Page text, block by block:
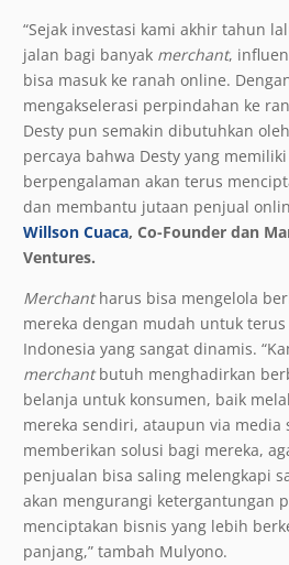
“Sejak investasi kami akhir tahun
jalan bagi banyak merchant,
bisa masuk ke ranah online.
mengakselerasi perpindahan ke
Desty pun semakin dibutuhkan
percaya bahwa Desty yang
berpengalaman akan terus
dan membantu jutaan penjual
Willson Cuaca, Co-Founder dan
Ventures.
Merchantharus bisa mengelola
mereka dengan mudah untuk
Indonesia yang sangat dinamis.
merchantbutuh menghadirkan
belanja untuk konsumen, baik
mereka sendiri, ataupun via
memberikan solusi bagi mereka,
penjualan bisa saling melengkapi
akan mengurangi ketergantungan
menciptakan bisnis yang lebih
panjang,” tambah Mulyono.